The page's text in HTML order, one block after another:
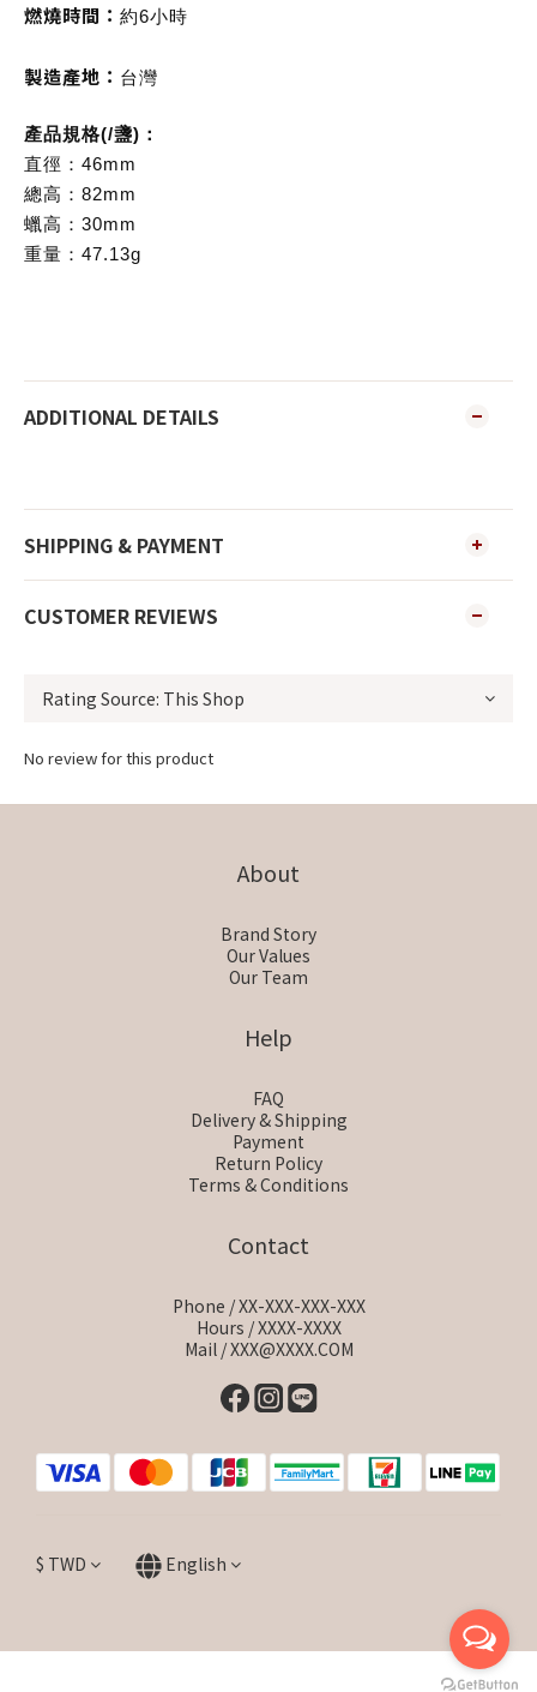
燃燒時間： 約6小時
製造產地： 台灣
產品規格(/盞)：
直徑：46mm
總高：82mm
蠟高：30mm
重量：47.13g
ADDITIONAL DETAILS
SHIPPING & PAYMENT
CUSTOMER REVIEWS
No review for this product
BUY NOW
About
Brand Story
Our Values
Our Team
Help
FAQ
Delivery & Shipping
Payment
Return Policy
Terms & Conditions
Contact
Phone / XX-XXX-XXX-XXX
Hours / XXXX-XXXX
Mail / XXX@XXXX.COM
$ TWD English